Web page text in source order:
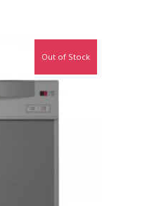
特價
Out of Stock